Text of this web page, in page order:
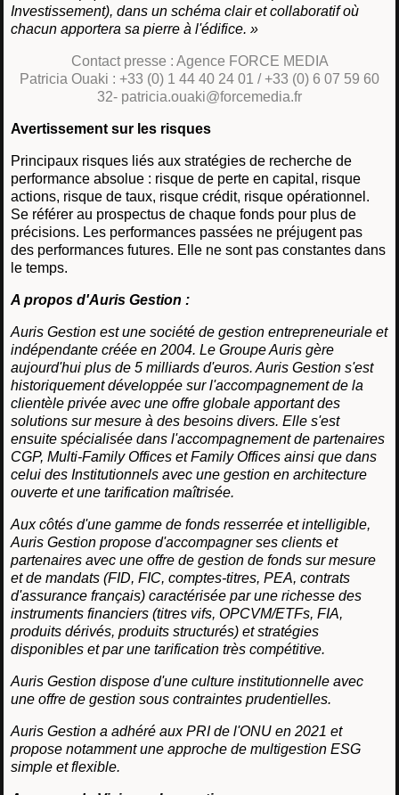
Investissement), dans un schéma clair et collaboratif où
chacun apportera sa pierre à l'édifice. »
Contact presse : Agence FORCE MEDIA
Patricia Ouaki : +33 (0) 1 44 40 24 01 / +33 (0) 6 07 59 60
32- patricia.ouaki@forcemedia.fr
Avertissement sur les risques
Principaux risques liés aux stratégies de recherche de
performance absolue : risque de perte en capital, risque
actions, risque de taux, risque crédit, risque opérationnel.
Se référer au prospectus de chaque fonds pour plus de
précisions. Les performances passées ne préjugent pas
des performances futures. Elle ne sont pas constantes dans
le temps.
A propos d'Auris Gestion :
Auris Gestion est une société de gestion entrepreneuriale et
indépendante créée en 2004. Le Groupe Auris gère
aujourd'hui plus de 5 milliards d'euros. Auris Gestion s'est
historiquement développée sur l'accompagnement de la
clientèle privée avec une offre globale apportant des
solutions sur mesure à des besoins divers. Elle s'est
ensuite spécialisée dans l'accompagnement de partenaires
CGP, Multi-Family Offices et Family Offices ainsi que dans
celui des Institutionnels avec une gestion en architecture
ouverte et une tarification maîtrisée.
Aux côtés d'une gamme de fonds resserrée et intelligible,
Auris Gestion propose d'accompagner ses clients et
partenaires avec une offre de gestion de fonds sur mesure
et de mandats (FID, FIC, comptes-titres, PEA, contrats
d'assurance français) caractérisée par une richesse des
instruments financiers (titres vifs, OPCVM/ETFs, FIA,
produits dérivés, produits structurés) et stratégies
disponibles et par une tarification très compétitive.
Auris Gestion dispose d'une culture institutionnelle avec
une offre de gestion sous contraintes prudentielles.
Auris Gestion a adhéré aux PRI de l'ONU en 2021 et
propose notamment une approche de multigestion ESG
simple et flexible.